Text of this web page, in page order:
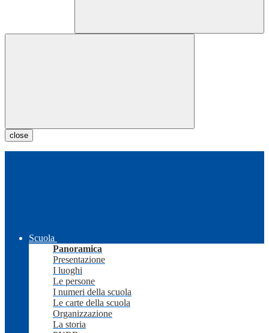
close
Scuola
Panoramica
Presentazione
I luoghi
Le persone
I numeri della scuola
Le carte della scuola
Organizzazione
La storia